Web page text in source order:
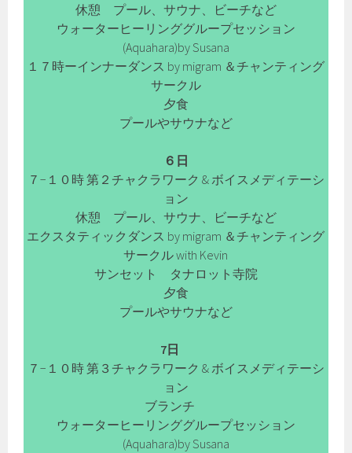
休憩 プール、サウナ、ビーチなど
ウォーターヒーリンググループセッション
(Aquahara)by Susana
１７時ーインナーダンス by migram ＆チャンティング
サークル
夕食
プールやサウナなど
６日
７−１０時 第２チャクラワーク & ボイスメディテーシ
ョン
休憩 プール、サウナ、ビーチなど
エクスタティックダンス by migram ＆チャンティング
サークル with Kevin
サンセット タナロット寺院
夕食
プールやサウナなど
7日
７−１０時 第３チャクラワーク & ボイスメディテーシ
ョン
ブランチ
ウォーターヒーリンググループセッション
(Aquahara)by Susana